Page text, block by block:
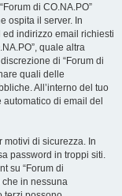
di CO.NA.PO”
ospita il server. In
indirizzo email richiesti
quale altra
di “Forum di
quali delle
All’interno del tuo
di email del
di sicurezza. In
password in troppi siti.
su “Forum di
che in nessuna